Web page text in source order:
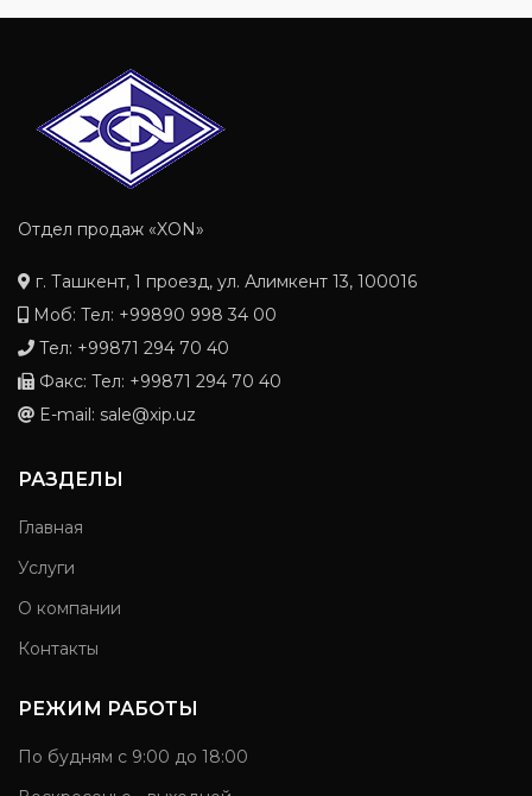
Отдел продаж «XON»
г. Ташкент, 1 проезд, ул. Алимкент 13, 100016
Моб: Тел: +99890 998 34 00
Тел: +99871 294 70 40
Факс: Тел: +99871 294 70 40
E-mail: sale@xip.uz
РАЗДЕЛЫ
Главная
Услуги
О компании
Контакты
РЕЖИМ РАБОТЫ
По будням с 9:00 до 18:00